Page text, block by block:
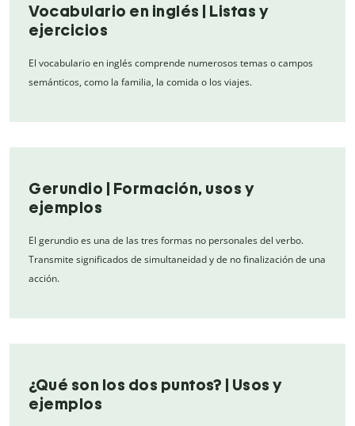
Vocabulario en inglés | Listas y
ejercicios
El vocabulario en inglés comprende numerosos temas o campos
semánticos, como la familia, la comida o los viajes.
Gerundio | Formación, usos y
ejemplos
El gerundio es una de las tres formas no personales del verbo.
Transmite significados de simultaneidad y de no finalización de una
acción.
¿Qué son los dos puntos? | Usos y
ejemplos